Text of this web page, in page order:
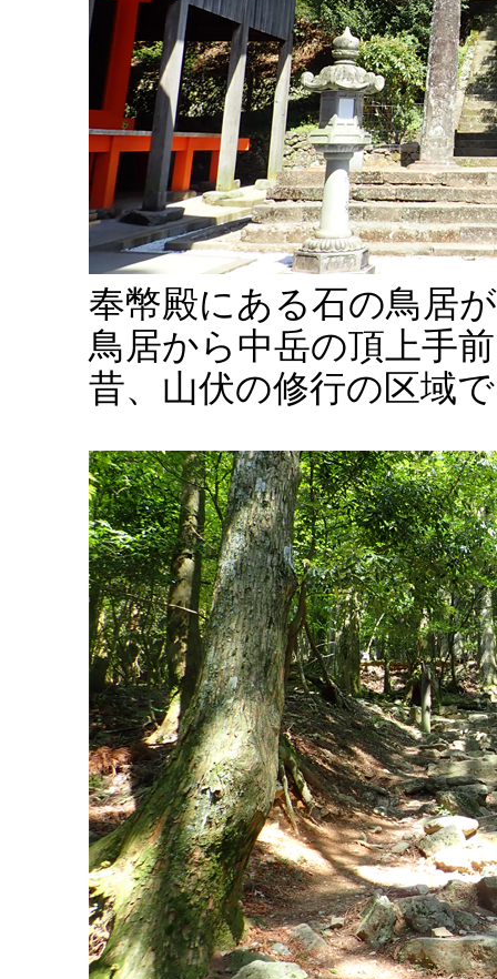
奉幣殿にある石の鳥居
鳥居から中岳の頂上手
昔、山伏の修行の区域